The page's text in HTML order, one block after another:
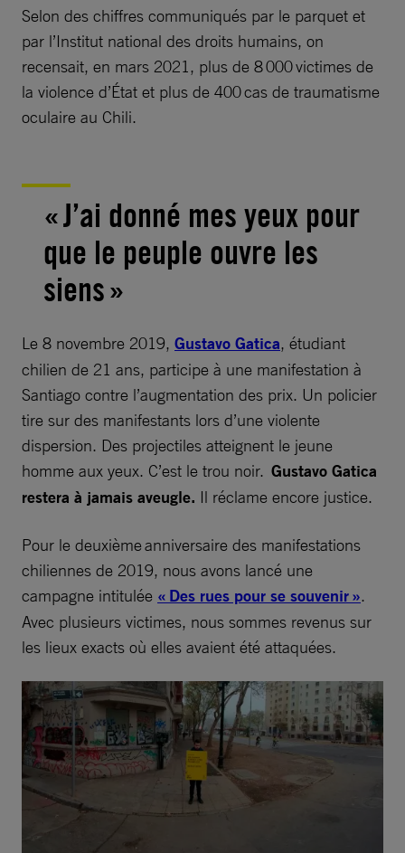
Selon des chiffres communiqués par le parquet et
par l’Institut national des droits humains, on
recensait, en mars 2021, plus de 8 000 victimes de
la violence d’État et plus de 400 cas de traumatisme
oculaire au Chili.
« J’ai donné mes yeux pour
que le peuple ouvre les
siens »
Le 8 novembre 2019, Gustavo Gatica, étudiant
chilien de 21 ans, participe à une manifestation à
Santiago contre l’augmentation des prix. Un policier
tire sur des manifestants lors d’une violente
dispersion. Des projectiles atteignent le jeune
homme aux yeux. C’est le trou noir. Gustavo Gatica
restera à jamais aveugle. Il réclame encore justice.
Pour le deuxième anniversaire des manifestations
chiliennes de 2019, nous avons lancé une
campagne intitulée « Des rues pour se souvenir ».
Avec plusieurs victimes, nous sommes revenus sur
les lieux exacts où elles avaient été attaquées.